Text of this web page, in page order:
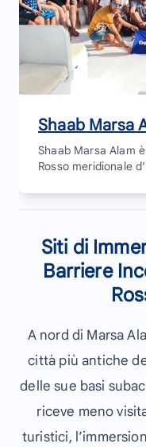
Shaab Marsa
Shaab Marsa Alam
Rosso meridionale
Siti di
Barriere
A nord di Marsa
città più antiche
delle sue basi
riceve meno
turistici,